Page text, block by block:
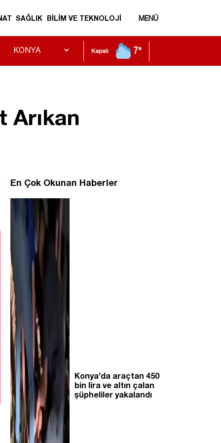
SAĞLIK BİLİM VE TEKNOLOJİ MENÜ
Kapalı 7°
Arıkan
En Çok Okunan Haberler
Konya’da araçtan 450
bin lira ve altın çalan
şüpheliler yakalandı